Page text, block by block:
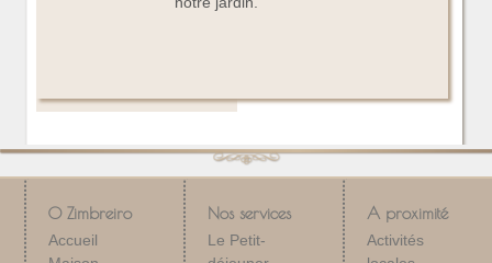
O Zimbreiro
Accueil
Nos services
Le Petit-
A proximité
Activités